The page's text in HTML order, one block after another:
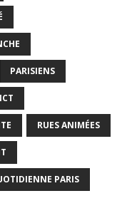
PARISIENS
RUES ANIMÉES
PARIS